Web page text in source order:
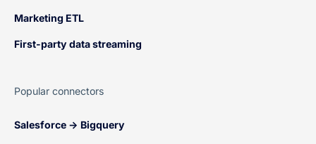
Marketing ETL
First-party data streaming
Popular connectors
Salesforce → Bigquery